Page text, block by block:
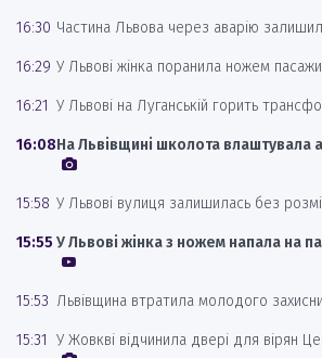
16:30 Частина Львова через аварію
16:29 У Львові жінка поранила ножем
16:21 У Львові на Луганській горить
16:08На Львівщині школота
15:58 У Львові вулиця залишилась без
15:55 У Львові жінка з ножем напала на
15:53 Львівщина втратила молодого
15:31 У Жовкві відчинила двері для вірян